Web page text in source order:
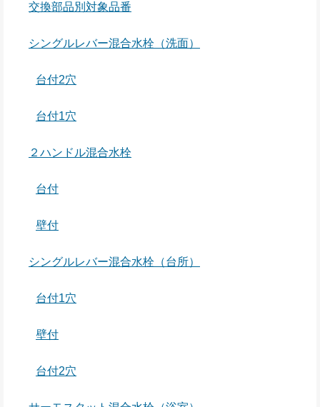
交換部品別対象品番
シングルレバー混合水栓（洗面）
台付2穴
台付1穴
２ハンドル混合水栓
台付
壁付
シングルレバー混合水栓（台所）
台付1穴
壁付
台付2穴